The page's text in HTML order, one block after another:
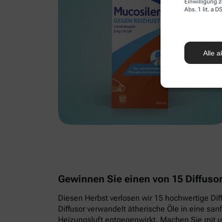
Einwilligung
Abs. 1 lit. a
Alle
Gewinnen Sie einen von 15
Diesen Herbst verlosen wir 15 hochwertige
Diffusor verwandelt ätherische Öle in eine
Heizungsluft entgegenwirkt. Machen Sie mit